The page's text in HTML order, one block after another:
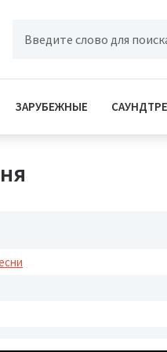
ЗАРУБЕЖНЫЕ